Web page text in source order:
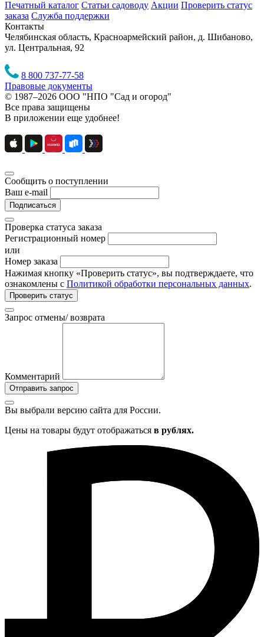
Печатный каталог Статьи садоводу Акции Проверить статус
заказа Служба поддержки
Контакты
Челябинская область, Красноармейский район, д. Шибаново,
ул. Центральная, 92
8 800 737-77-58
Правовые документы
© 1987–2026 ООО "НПО "Сад и огород"
Все права защищены
В приложении еще удобнее!
Сообщить о поступлении
Ваш e-mail
Подписаться
Проверка статуса заказа
Регистрационный номер
или
Номер заказа
Нажимая кнопку «Проверить статус», вы подтверждаете, что
ознакомлены с Политикой обработки персональных данных.
Проверить статус
Запрос отмены/ возврата
Комментарий
Отправить запрос
Вы выбрали версию сайта для России.
Цены на товары будут отображаться в рублях.